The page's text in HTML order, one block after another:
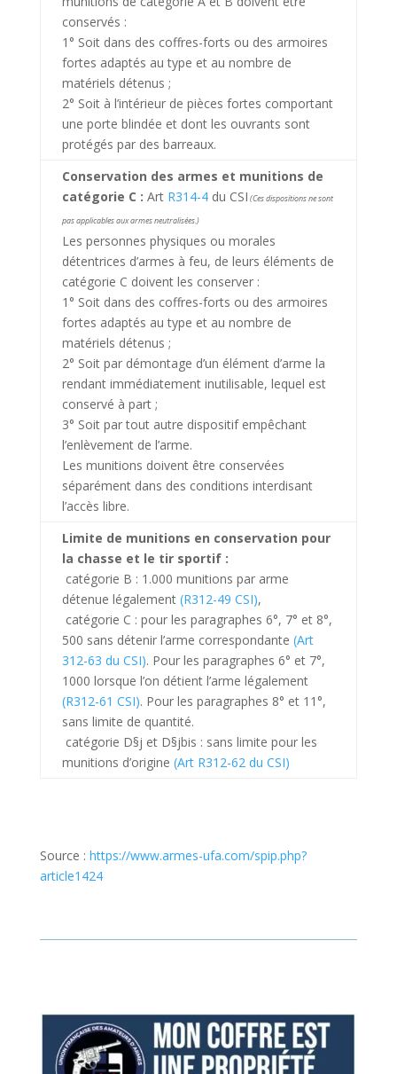
conservés :
1° Soit dans des coffres-forts ou des armoires
fortes adaptés au type et au nombre de
matériels détenus ;
2° Soit à l’intérieur de pièces fortes comportant
une porte blindée et dont les ouvrants sont
protégés par des barreaux.
Conservation des armes et munitions de
catégorie C : Art R314-4du CSI (Ces dispositions ne sont
pas applicables aux armes neutralisées.)
Les personnes physiques ou morales
détentrices d’armes à feu, de leurs éléments de
catégorie C doivent les conserver :
1° Soit dans des coffres-forts ou des armoires
fortes adaptés au type et au nombre de
matériels détenus ;
2° Soit par démontage d’un élément d’arme la
rendant immédiatement inutilisable, lequel est
conservé à part ;
3° Soit par tout autre dispositif empêchant
l’enlèvement de l’arme.
Les munitions doivent être conservées
séparément dans des conditions interdisant
l’accès libre.
Limite de munitions en conservation pour
la chasse et le tir sportif :
catégorie B : 1.000 munitions par arme
détenue légalement (R312-49 CSI),
catégorie C : pour les paragraphes 6°, 7° et 8°,
500 sans détenir l’arme correspondante (Art
312-63 du CSI). Pour les paragraphes 6° et 7°,
1000 lorsque l’on détient l’arme légalement
(R312-61 CSI). Pour les paragraphes 8° et 11°,
sans limite de quantité.
catégorie D§j et D§jbis : sans limite pour les
munitions d’origine (Art R312-62 du CSI)
Source : https://www.armes-ufa.com/spip.php?
article1424